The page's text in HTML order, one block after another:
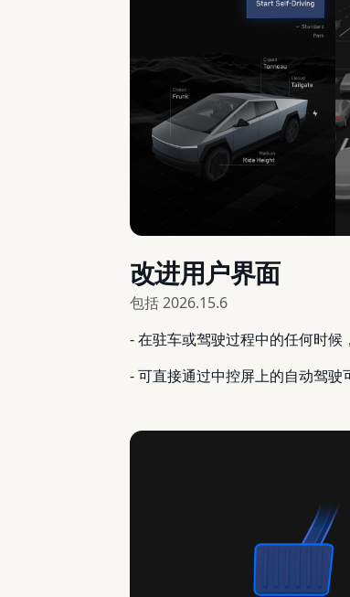
改进用户界面
包括2026.15.6
- 在驻车或驾驶过程中的任何时候
- 可直接通过中控屏上的自动驾驶